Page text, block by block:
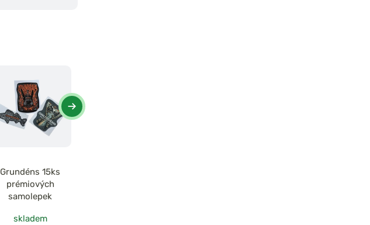
Grundéns 15ks
prémiových
samolepek
skladem